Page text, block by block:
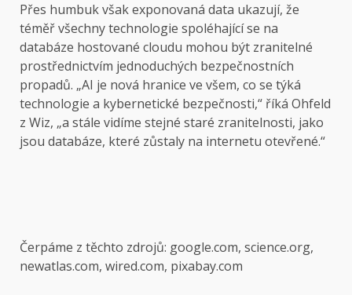
Přes humbuk však exponovaná data ukazují, že
téměř všechny technologie spoléhající se na
databáze hostované cloudu mohou být zranitelné
prostřednictvím jednoduchých bezpečnostních
propadů. „AI je nová hranice ve všem, co se týká
technologie a kybernetické bezpečnosti,“ říká Ohfeld
z Wiz, „a stále vidíme stejné staré zranitelnosti, jako
jsou databáze, které zůstaly na internetu otevřené.“
Čerpáme z těchto zdrojů: google.com, science.org,
newatlas.com, wired.com, pixabay.com